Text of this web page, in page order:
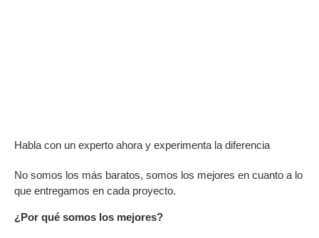
Habla con un experto ahora y experimenta la diferencia
No somos los más baratos, somos los mejores en cuanto a lo
que entregamos en cada proyecto.
¿Por qué somos los mejores?